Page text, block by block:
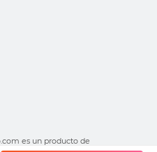
es un producto de